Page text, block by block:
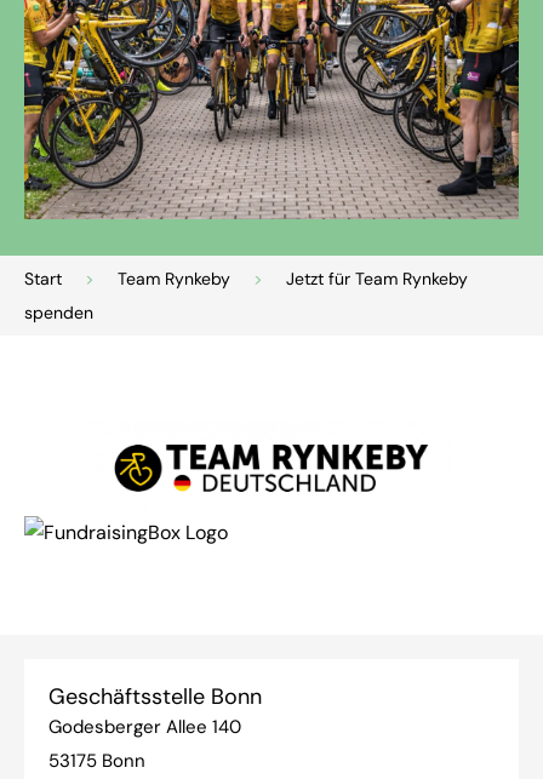
Start > Team Rynkeby >
Jetzt für Team Rynkeby
spenden
Geschäftsstelle Bonn
Godesberger Allee 140
53175 Bonn